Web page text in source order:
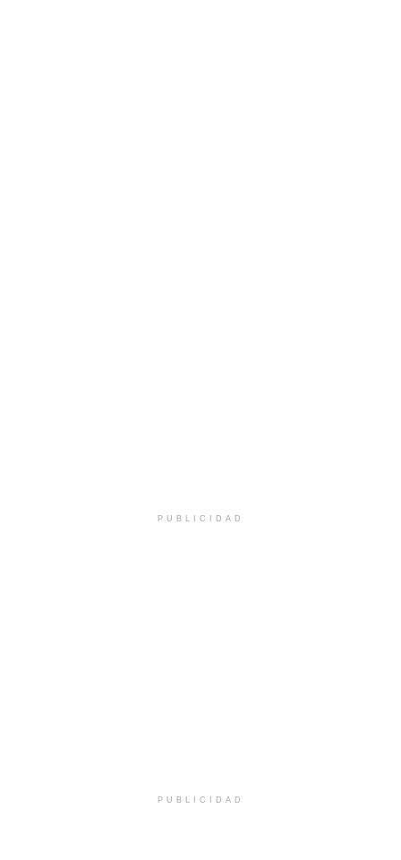
PUBLICIDAD
PUBLICIDAD